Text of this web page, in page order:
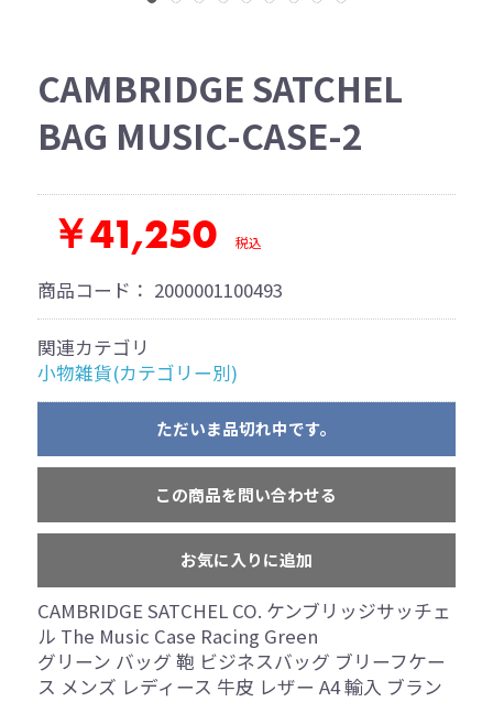
CAMBRIDGE SATCHEL
BAG MUSIC-CASE-2
￥41,250 税込
商品コード： 2000001100493
関連カテゴリ
小物雑貨(カテゴリー別)
ただいま品切れ中です。
この商品を問い合わせる
お気に入りに追加
CAMBRIDGE SATCHEL CO. ケンブリッジサッチェ
ル The Music Case Racing Green
グリーン バッグ 鞄 ビジネスバッグ ブリーフケー
ス メンズ レディース 牛皮 レザー A4 輸入 ブラン